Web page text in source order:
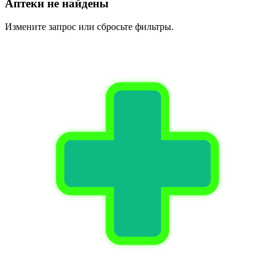
Аптеки не найдены
Измените запрос или сбросьте фильтры.